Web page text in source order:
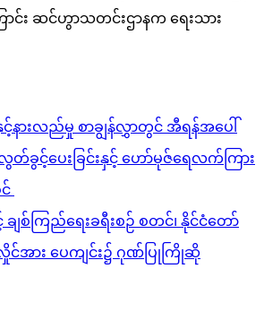
င်း ဆင်ဟွာသတင်းဌာနက ရေးသား
နားလည်မှု စာချွန်လွှာတွင် အီရန်အပေါ်
ခွင့်ပေးခြင်းနှင့် ဟော်မုဇ်ရေလက်ကြား
င်
ျစ်ကြည်ရေးခရီးစဉ် စတင်၊ နိုင်ငံတော်
င်အား ပေကျင်း၌ ဂုဏ်ပြုကြိုဆို